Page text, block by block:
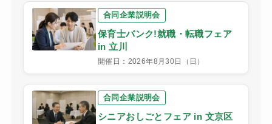
合同企業説明会
保育士バンク!就職・転職フェア
in 立川
開催日：2026年8月30日（日）
合同企業説明会
シニアおしごとフェア in 文京区